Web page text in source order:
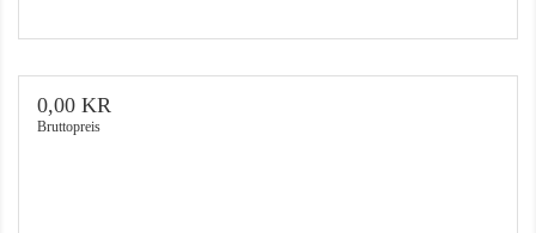
0,00 KR
Bruttopreis